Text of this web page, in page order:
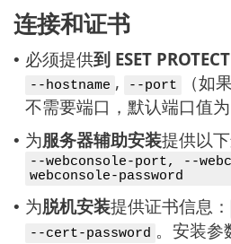
连接和证书
• 必须提供到 ESET
--hostname , --port
（如
不需要端口，默认端口值为
• 为服务器辅助安装提供以
--webconsole-port, --
webconsole-password
• 为脱机安装提供证书信息：
--cert-password 。安装参